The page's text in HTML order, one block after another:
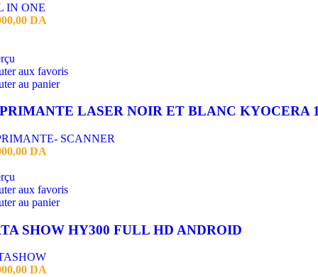
IN ONE
DA
aux favoris
au panier
SCANNER
DA
aux favoris
au panier
SHOW HY300 FULL HD ANDROID
DA